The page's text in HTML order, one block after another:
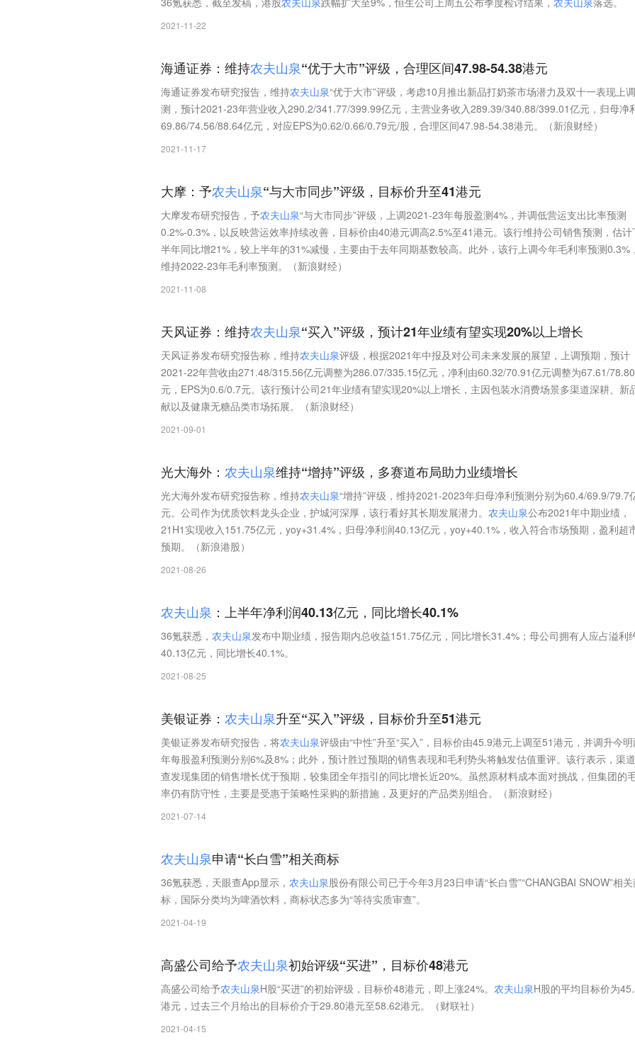
2021-11-22
海通证券：维持农夫山泉“优于大市”评级，合理区间47.98-54.38港元
海通证券发布研究报告，维持农夫山泉“优于大市”评级，考虑10月推出新品打奶茶市场潜力及双十一表现上
测，预计2021-23年营业收入290.2/341.77/399.99亿元，主营业务收入289.39/340.88/399.01亿元，归母净
69.86/74.56/88.64亿元，对应EPS为0.62/0.66/0.79元/股，合理区间47.98-54.38港元。（新浪财经）
2021-11-17
大摩：予农夫山泉“与大市同步”评级，目标价升至41港元
大摩发布研究报告，予农夫山泉“与大市同步”评级，上调2021-23年每股盈测4%，并调低营运支出比率预测
0.2%-0.3%，以反映营运效率持续改善，目标价由40港元调高2.5%至41港元。该行维持公司销售预测，估计
半年同比增21%，较上半年的31%减慢，主要由于去年同期基数较高。此外，该行上调今年毛利率预测0.3%
维持2022-23年毛利率预测。（新浪财经）
2021-11-08
天风证券：维持农夫山泉“买入”评级，预计21年业绩有望实现20%以上增长
天风证券发布研究报告称，维持农夫山泉评级，根据2021年中报及对公司未来发展的展望，上调预期，预计
2021-22年营收由271.48/315.56亿元调整为286.07/335.15亿元，净利由60.32/70.91亿元调整为67.61/
元，EPS为0.6/0.7元。该行预计公司21年业绩有望实现20%以上增长，主因包装水消费场景多渠道深耕、新
献以及健康无糖品类市场拓展。（新浪财经）
2021-09-01
光大海外： 农夫山泉维持“增持”评级，多赛道布局助力业绩增长
光大海外发布研究报告称，维持农夫山泉“增持”评级，维持2021-2023年归母净利预测分别为60.4/69.9/79.7
元。公司作为优质饮料龙头企业，护城河深厚，该行看好其长期发展潜力。 农夫山泉公布2021年中期业绩，
21H1实现收入151.75亿元，yoy+31.4%，归母净利润40.13亿元，yoy+40.1%，收入符合市场预期，盈利超
预期。（新浪港股）
2021-08-26
农夫山泉 ：上半年净利润40.13亿元，同比增长40.1%
36氪获悉， 农夫山泉发布中期业绩，报告期内总收益151.75亿元，同比增长31.4%；母公司拥有人应占溢利
40.13亿元，同比增长40.1%。
2021-08-25
美银证券： 农夫山泉升至“买入”评级，目标价升至51港元
美银证券发布研究报告，将农夫山泉评级由“中性”升至“买入”，目标价由45.9港元上调至51港元，并调升今
年每股盈利预测分别6%及8%；此外，预计胜过预期的销售表现和毛利势头将触发估值重评。该行表示，渠
查发现集团的销售增长优于预期，较集团全年指引的同比增长近20%。虽然原材料成本面对挑战，但集团的
率仍有防守性，主要是受惠于策略性采购的新措施，及更好的产品类别组合。（新浪财经）
2021-07-14
农夫山泉申请“长白雪”相关商标
36氪获悉，天眼查App显示， 农夫山泉股份有限公司已于今年3月23日申请“长白雪”“CHANGBAI SNOW”相
标，国际分类均为啤酒饮料，商标状态多为“等待实质审查”。
2021-04-19
高盛公司给予农夫山泉初始评级“买进”，目标价48港元
高盛公司给予农夫山泉H股“买进”的初始评级，目标价48港元，即上涨24%。 农夫山泉H股的平均目标价为
港元，过去三个月给出的目标价介于29.80港元至58.62港元。（财联社）
2021-04-15